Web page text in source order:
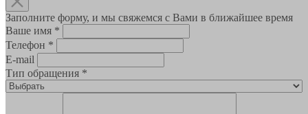
Заполните форму, и мы свяжемся с Вами в ближайшее время
Ваше имя *
Телефон *
E-mail
Тип обращения *